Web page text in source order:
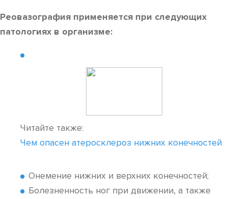
Реовазография применяется при следующих
патологиях в организме:
Читайте также:
Чем опасен атеросклероз нижних конечностей
Онемение нижних и верхних конечностей;
Болезненность ног при движении, а также